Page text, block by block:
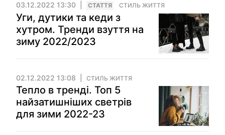
03.12.2022 13:30 СТАТТЯ СТИЛЬ ЖИТТЯ
Уги, дутики та кеди з
хутром. Тренди взуття на
зиму 2022/2023
02.12.2022 13:08 СТИЛЬ ЖИТТЯ
Тепло в тренді. Топ 5
найзатишніших светрів
для зими 2022-23